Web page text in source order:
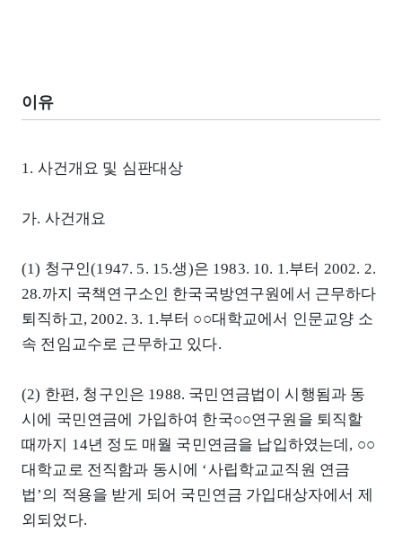
이유
1. 사건개요 및 심판대상
가. 사건개요
(1) 청구인(1947. 5. 15.생)은 1983. 10. 1.부터 2002. 2.
28.까지 국책연구소인 한국국방연구원에서 근무하다
퇴직하고, 2002. 3. 1.부터 ○○대학교에서 인문교양 소
속 전임교수로 근무하고 있다.
(2) 한편, 청구인은 1988. 국민연금법이 시행됨과 동
시에 국민연금에 가입하여 한국○○연구원을 퇴직할
때까지 14년 정도 매월 국민연금을 납입하였는데, ○○
대학교로 전직함과 동시에 ‘사립학교교직원 연금
법’의 적용을 받게 되어 국민연금 가입대상자에서 제
외되었다.